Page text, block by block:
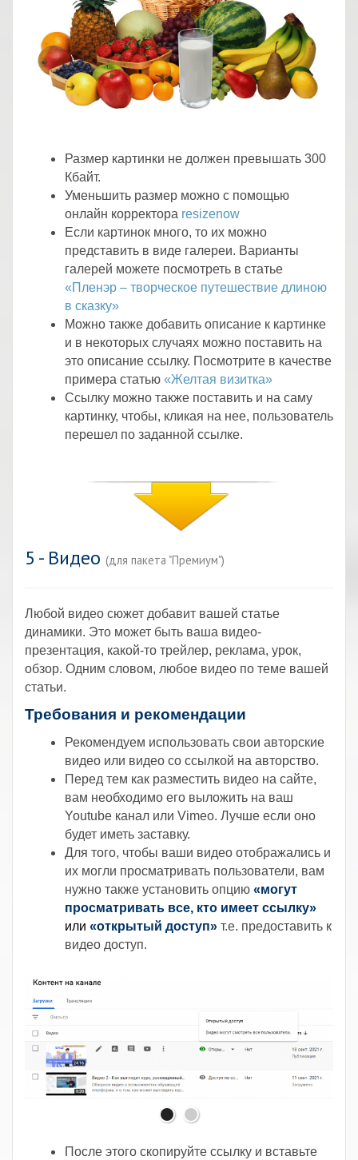
Размер картинки не должен превышать 300
Кбайт.
Уменьшить размер можно с помощью
онлайн корректора resizenow
Если картинок много, то их можно
представить в виде галереи. Варианты
галерей можете посмотреть в статье
«Пленэр – творческое путешествие длиною
в сказку»
Можно также добавить описание к картинке
и в некоторых случаях можно поставить на
это описание ссылку. Посмотрите в качестве
примера статью «Желтая визитка»
Ссылку можно также поставить и на саму
картинку, чтобы, кликая на нее, пользователь
перешел по заданной ссылке.
5 - Видео (для пакета "Премиум")
Любой видео сюжет добавит вашей статье
динамики. Это может быть ваша видео-
презентация, какой-то трейлер, реклама, урок,
обзор. Одним словом, любое видео по теме вашей
статьи.
Требования и рекомендации
Рекомендуем использовать свои авторские
видео или видео со ссылкой на авторство.
Перед тем как разместить видео на сайте,
вам необходимо его выложить на ваш
Youtube канал или Vimeo. Лучше если оно
будет иметь заставку.
Для того, чтобы ваши видео отображались и
их могли просматривать пользователи, вам
нужно также установить опцию «могут
просматривать все, кто имеет ссылку»
или «открытый доступ» т.е. предоставить к
видео доступ.
После этого скопируйте ссылку и вставьте